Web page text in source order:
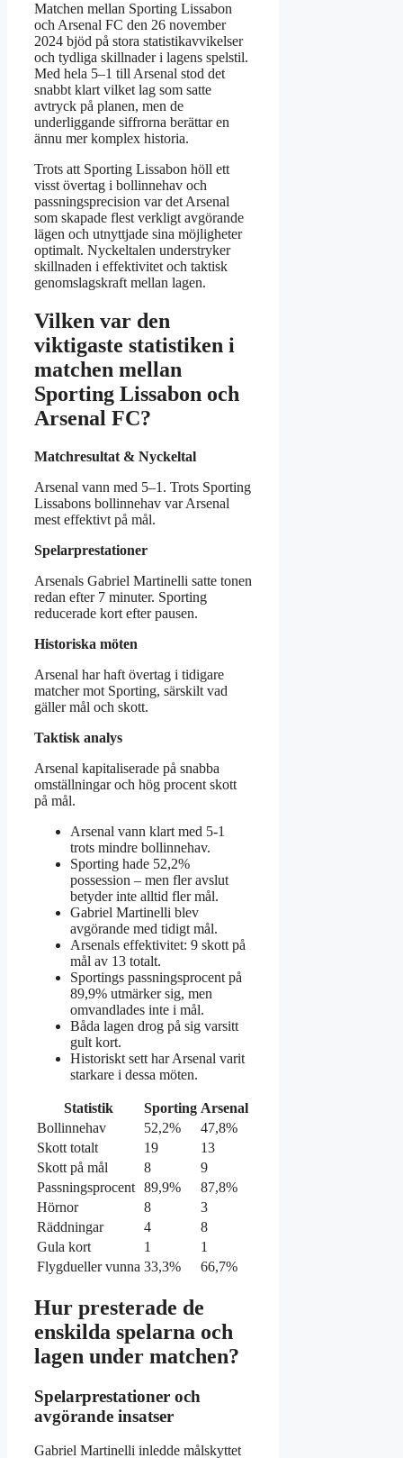
Matchen mellan Sporting Lissabon
och Arsenal FC den 26 november
2024 bjöd på stora statistikavvikelser
och tydliga skillnader i lagens spelstil.
Med hela 5–1 till Arsenal stod det
snabbt klart vilket lag som satte
avtryck på planen, men de
underliggande siffrorna berättar en
ännu mer komplex historia.
Trots att Sporting Lissabon höll ett
visst övertag i bollinnehav och
passningsprecision var det Arsenal
som skapade flest verkligt avgörande
lägen och utnyttjade sina möjligheter
optimalt. Nyckeltalen understryker
skillnaden i effektivitet och taktisk
genomslagskraft mellan lagen.
Vilken var den
viktigaste statistiken i
matchen mellan
Sporting Lissabon och
Arsenal FC?
Matchresultat & Nyckeltal
Arsenal vann med 5–1. Trots Sporting
Lissabons bollinnehav var Arsenal
mest effektivt på mål.
Spelarprestationer
Arsenals Gabriel Martinelli satte tonen
redan efter 7 minuter. Sporting
reducerade kort efter pausen.
Historiska möten
Arsenal har haft övertag i tidigare
matcher mot Sporting, särskilt vad
gäller mål och skott.
Taktisk analys
Arsenal kapitaliserade på snabba
omställningar och hög procent skott
på mål.
Arsenal vann klart med 5-1
trots mindre bollinnehav.
Sporting hade 52,2%
possession – men fler avslut
betyder inte alltid fler mål.
Gabriel Martinelli blev
avgörande med tidigt mål.
Arsenals effektivitet: 9 skott på
mål av 13 totalt.
Sportings passningsprocent på
89,9% utmärker sig, men
omvandlades inte i mål.
Båda lagen drog på sig varsitt
gult kort.
Historiskt sett har Arsenal varit
starkare i dessa möten.
Statistik Sporting Arsenal
Bollinnehav
52,2%
47,8%
Skott totalt
19
13
Skott på mål
8
9
Passningsprocent 89,9%
87,8%
Hörnor
8
3
Räddningar
4
8
Gula kort
1
1
Flygdueller vunna 33,3% 66,7%
Hur presterade de
enskilda spelarna och
lagen under matchen?
Spelarprestationer och
avgörande insatser
Gabriel Martinelli inledde målskyttet